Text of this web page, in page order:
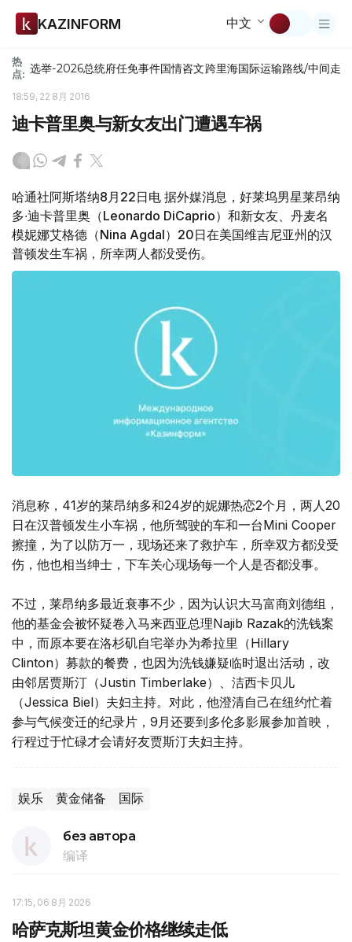
KAZINFORM 中文
热
点: 选举-2026总统府任免事件国情咨文跨里海国际运输路线/中间走廊
18:59, 22 8月 2016
迪卡普里奥与新女友出门遭遇车祸
哈通社阿斯塔纳8月22日电 据外媒消息，好莱坞男星莱昂纳
多∙迪卡普里奥（Leonardo DiCaprio）和新女友、丹麦名
模妮娜艾格德（Nina Agdal）20日在美国维吉尼亚州的汉
普顿发生车祸，所幸两人都没受伤。
消息称，41岁的莱昂纳多和24岁的妮娜热恋2个月，两人20
日在汉普顿发生小车祸，他所驾驶的车和一台Mini Cooper
擦撞，为了以防万一，现场还来了救护车，所幸双方都没受
伤，他也相当绅士，下车关心现场每一个人是否都没事。
不过，莱昂纳多最近衰事不少，因为认识大马富商刘德组，
他的基金会被怀疑卷入马来西亚总理Najib Razak的洗钱案
中，而原本要在洛杉矶自宅举办为希拉里（Hillary
Clinton）募款的餐费，也因为洗钱嫌疑临时退出活动，改
由邻居贾斯汀（Justin Timberlake）、洁西卡贝儿
（Jessica Biel）夫妇主持。对此，他澄清自己在纽约忙着
参与气候变迁的纪录片，9月还要到多伦多影展参加首映，
行程过于忙碌才会请好友贾斯汀夫妇主持。
娱乐 黄金储备 国际
без автора
编译
17:15, 06 8月 2026
哈萨克斯坦黄金价格继续走低